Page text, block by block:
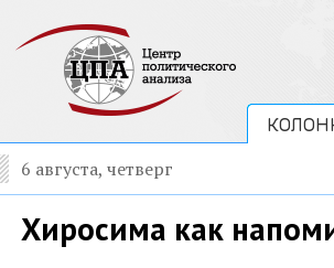
6 августа, четверг
Хиросима как